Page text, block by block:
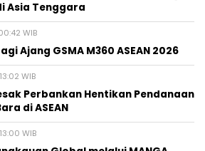
Asia Tenggara
WIB
Ajang GSMA M360 ASEAN 2026
WIB
Perbankan Hentikan Pendanaan
di ASEAN
WIB